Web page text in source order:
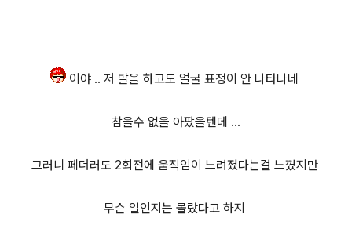
이야 .. 저 발을 하고도 얼굴 표정이 안 나타나네
참을수 없을 아팠을텐데 ...
그러니 페더러도 2회전에 움직임이 느려졌다는걸 느꼈지만
무슨 일인지는 몰랐다고 하지